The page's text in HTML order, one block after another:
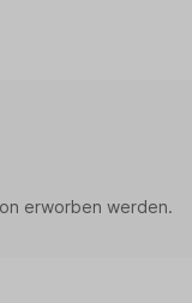
erworben werden.